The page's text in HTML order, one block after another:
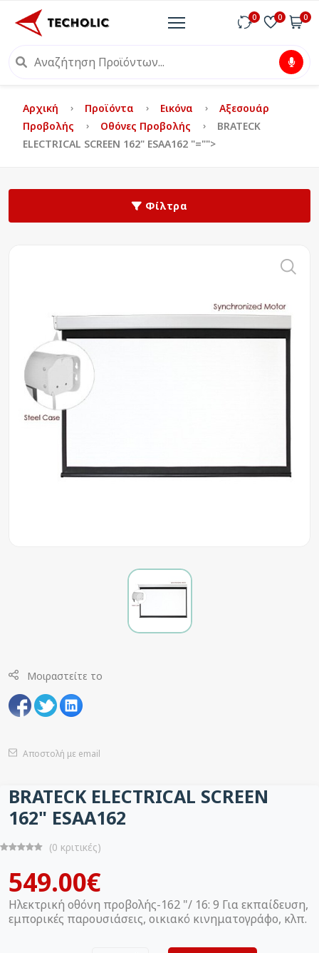
0 0 0
Αρχική Προϊόντα Εικόνα
Αξεσουάρ
Προβολής
Οθόνες Προβολής
BRATECK
ELECTRICAL SCREEN 162" ESAA162 "="">
Φίλτρα
Μοιραστείτε το
Αποστολή με email
BRATECK ELECTRICAL SCREEN
162" ESAA162
(0 κριτικές)
549.00€
Ηλεκτρική οθόνη προβολής-162 "/ 16: 9 Για εκπαίδευση,
εμπορικές παρουσιάσεις, οικιακό κινηματογράφο, κλπ.